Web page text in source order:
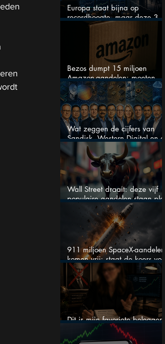
Europa staat bijna op
recordhoogte, maar deze 3
sectoren vallen nu op
Bezos dumpt 15 miljoen
Amazon-aandelen: moeten
beleggers zich zorgen maken?
Wat zeggen de cijfers van
Sandisk, Western Digital en de
AI-Infrastructuur aandelen mij
werkelijk
Wall Street draait: deze vijf
populaire aandelen staan plots
onder spanning
911 miljoen SpaceX-aandelen
komen vrij: staat de koers voor
een nieuwe crash?
Dit is mijn favoriete belegger…
en het is niet Warren Buffett